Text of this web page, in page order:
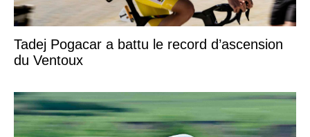
Tadej Pogacar a battu le record d’ascension
du Ventoux